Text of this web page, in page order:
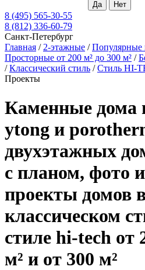
8 (495) 565-30-55
8 (812) 336-60-79
Санкт-Петербург
Главная / 2-этажные /Популярные
Просторные от 200 м² до 300 м² /
/Классический стиль /Стиль HI-
Проекты
Каменные дома
ytong и
двухэтажных
с планом, фото
проекты домов
классическом
стиле hi-tech от
м² и от 300 м²